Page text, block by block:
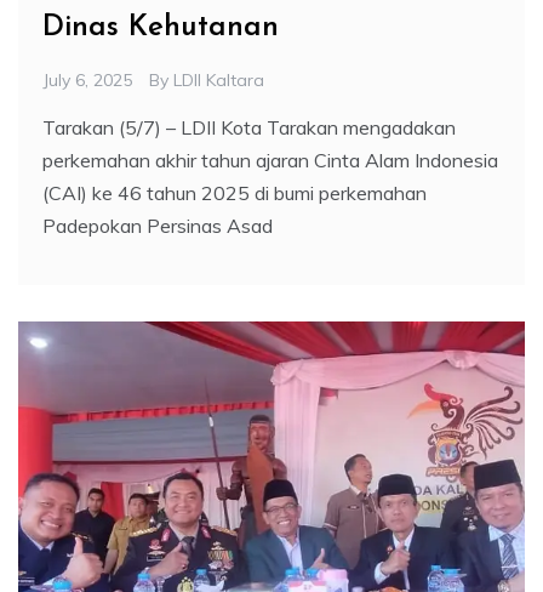
Dinas Kehutanan
July 6, 2025 By LDII Kaltara
Tarakan (5/7) – LDII Kota Tarakan mengadakan
perkemahan akhir tahun ajaran Cinta Alam Indonesia
(CAI) ke 46 tahun 2025 di bumi perkemahan
Padepokan Persinas Asad